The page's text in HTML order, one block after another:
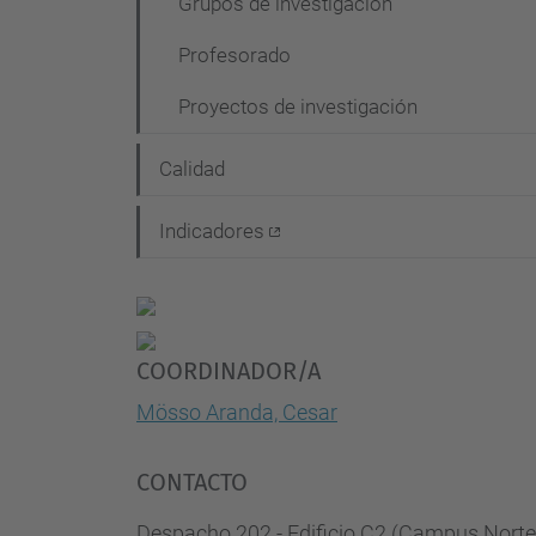
Profesorado
Proyectos de investigación
Calidad
Indicadores
COORDINADOR/A
Mösso Aranda, Cesar
CONTACTO